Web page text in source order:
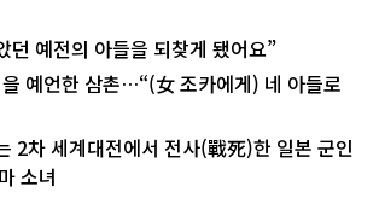
던 예전의 아들을 되찾게 됐어요”
예언한 삼촌…“(女 조카에게) 네 아들로
2차 세계대전에서 전사(戰死)한 일본 군인
소녀